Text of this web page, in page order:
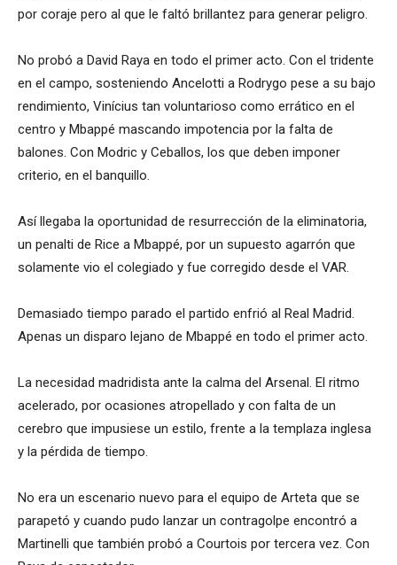
por coraje pero al que le faltó brillantez para generar peligro.
No probó a David Raya en todo el primer acto. Con el tridente
en el campo, sosteniendo Ancelotti a Rodrygo pese a su bajo
rendimiento, Vinícius tan voluntarioso como errático en el
centro y Mbappé mascando impotencia por la falta de
balones. Con Modric y Ceballos, los que deben imponer
criterio, en el banquillo.
Así llegaba la oportunidad de resurrección de la eliminatoria,
un penalti de Rice a Mbappé, por un supuesto agarrón que
solamente vio el colegiado y fue corregido desde el VAR.
Demasiado tiempo parado el partido enfrió al Real Madrid.
Apenas un disparo lejano de Mbappé en todo el primer acto.
La necesidad madridista ante la calma del Arsenal. El ritmo
acelerado, por ocasiones atropellado y con falta de un
cerebro que impusiese un estilo, frente a la templaza inglesa
y la pérdida de tiempo.
No era un escenario nuevo para el equipo de Arteta que se
parapetó y cuando pudo lanzar un contragolpe encontró a
Martinelli que también probó a Courtois por tercera vez. Con